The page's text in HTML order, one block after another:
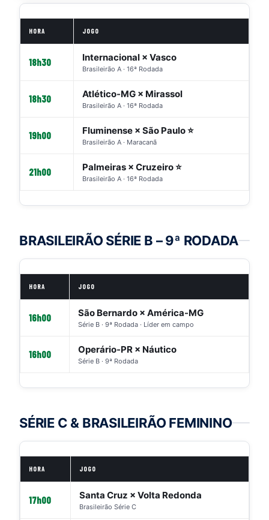
HORA JOGO
18h30 Internacional × Vasco
Brasileirão A · 16ª Rodada
18h30 Atlético-MG × Mirassol
Brasileirão A · 16ª Rodada
19h00 Fluminense × São Paulo ⭐
Brasileirão A · Maracanã
21h00 Palmeiras × Cruzeiro ⭐
Brasileirão A · 16ª Rodada
BRASILEIRÃO SÉRIE B – 9ª RODADA
HORA JOGO
16h00 São Bernardo × América-MG
Série B · 9ª Rodada · Líder em campo
16h00 Operário-PR × Náutico
Série B · 9ª Rodada
SÉRIE C & BRASILEIRÃO FEMININO
HORA JOGO
17h00 Santa Cruz × Volta Redonda
Brasileirão Série C